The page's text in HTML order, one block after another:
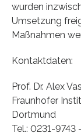
wurden
Umsetzung
Maßnahmen
Kontaktdaten:
Prof. Dr. Alex
Fraunhofer
Dortmund
Tel.: 0231-9743